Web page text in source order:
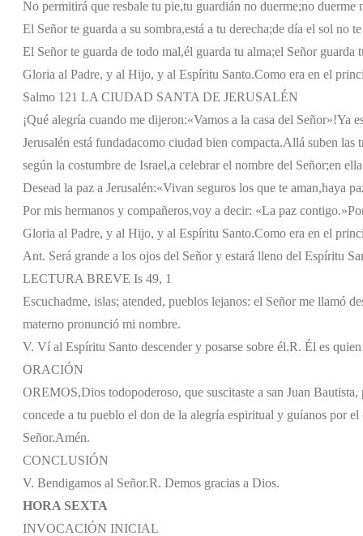
No permitirá que resbale tu pie,tu guardián no duerme;no duerme
El Señor te guarda a su sombra,está a tu derecha;de día el sol no
El Señor te guarda de todo mal,él guarda tu alma;el Señor guarda
Gloria al Padre, y al Hijo, y al Espíritu Santo.Como era en el
Salmo 121 LA CIUDAD SANTA DE JERUSALÉN
¡Qué alegría cuando me dijeron:«Vamos a la casa del Señor»!Ya
Jerusalén está fundadacomo ciudad bien compacta.Allá suben las
según la costumbre de Israel,a celebrar el nombre del Señor;en
Desead la paz a Jerusalén:«Vivan seguros los que te aman,haya
Por mis hermanos y compañeros,voy a decir: «La paz contigo.»
Gloria al Padre, y al Hijo, y al Espíritu Santo.Como era en el
Ant. Será grande a los ojos del Señor y estará lleno del Espíritu
LECTURA BREVE Is 49, 1
Escuchadme, islas; atended, pueblos lejanos: el Señor me llamó
materno pronunció mi nombre.
V. Ví al Espíritu Santo descender y posarse sobre él.R. Él es
ORACIÓN
OREMOS,Dios todopoderoso, que suscitaste a san Juan
concede a tu pueblo el don de la alegría espiritual y guíanos por
Señor.Amén.
CONCLUSIÓN
V. Bendigamos al Señor.R. Demos gracias a Dios.
HORA SEXTA
INVOCACIÓN INICIAL